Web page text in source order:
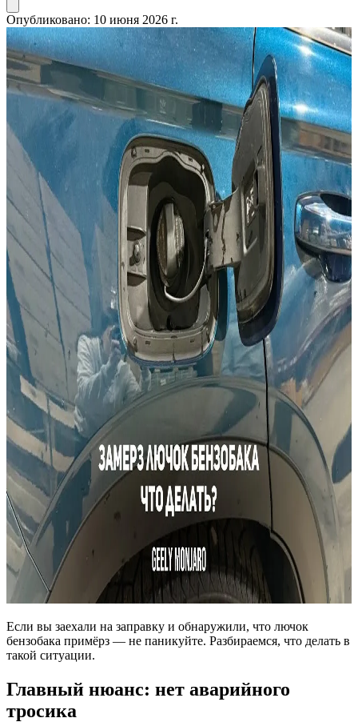
Опубликовано: 10 июня 2026 г.
Если вы заехали на заправку и обнаружили, что лючок
бензобака примёрз — не паникуйте. Разбираемся, что делать в
такой ситуации.
Главный нюанс: нет аварийного
тросика